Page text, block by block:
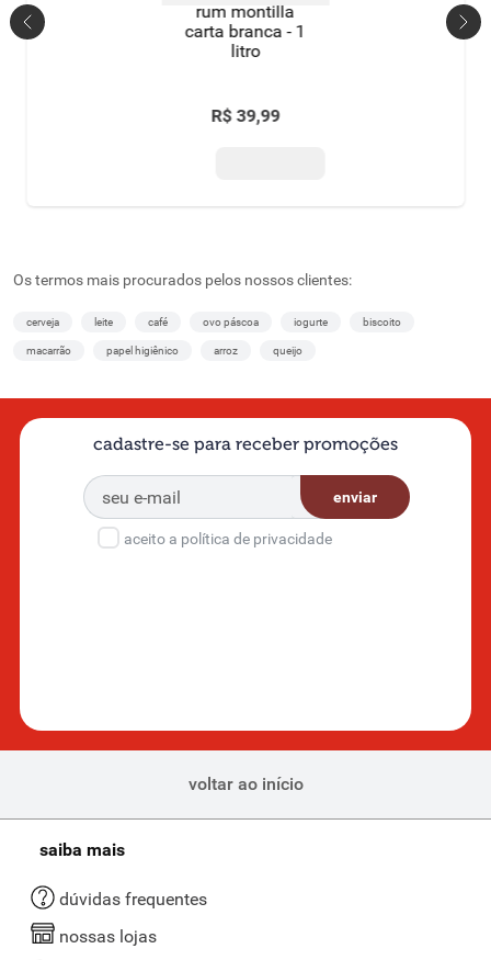
rum montilla
carta branca - 1
litro
R$ 39,99
Os termos mais procurados pelos nossos clientes:
cerveja leite café ovo páscoa iogurte biscoito
macarrão papel higiênico arroz queijo
cadastre-se para receber promoções
enviar
aceito a política de privacidade
voltar ao início
saiba mais
dúvidas frequentes
nossas lojas